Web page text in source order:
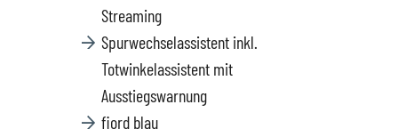
Streaming
Spurwechselassistent inkl.
Totwinkelassistent mit
Ausstiegswarnung
fiord blau